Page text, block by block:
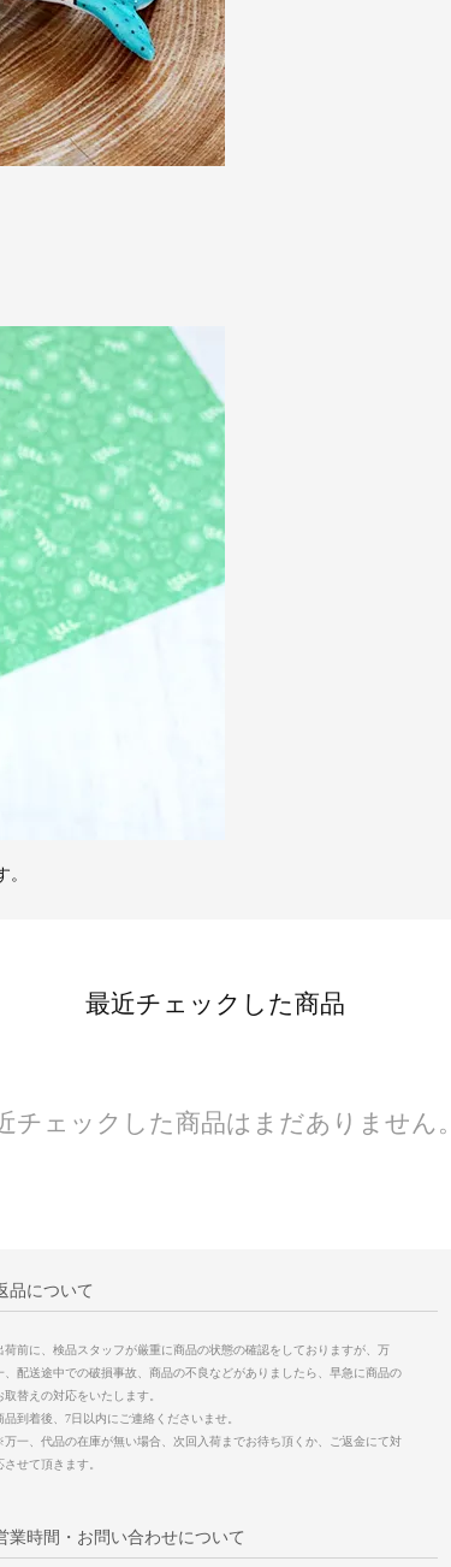
最近チェックした商品
チェックした商品はまだありません。
品について
荷前に、検品スタッフが厳重に商品の状態の確認をしておりますが、万
、配送途中での破損事故、商品の不良などがありましたら、早急に商品の
取替えの対応をいたします。
品到着後、7日以内にご連絡くださいませ。
一、代品の在庫が無い場合、次回入荷までお待ち頂くか、ご返金にて対
させて頂きます。
業時間・お問い合わせについて